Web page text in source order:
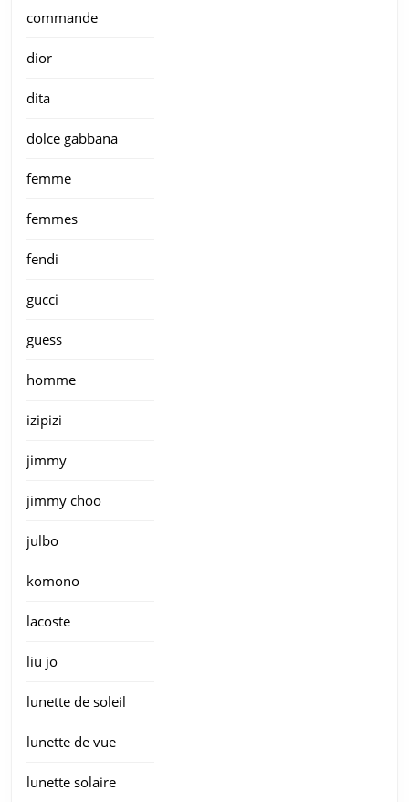
commande
dior
dita
dolce gabbana
femme
femmes
fendi
gucci
guess
homme
izipizi
jimmy
jimmy choo
julbo
komono
lacoste
liu jo
lunette de soleil
lunette de vue
lunette solaire